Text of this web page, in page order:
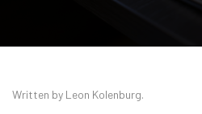
Written by Leon Kolenburg.